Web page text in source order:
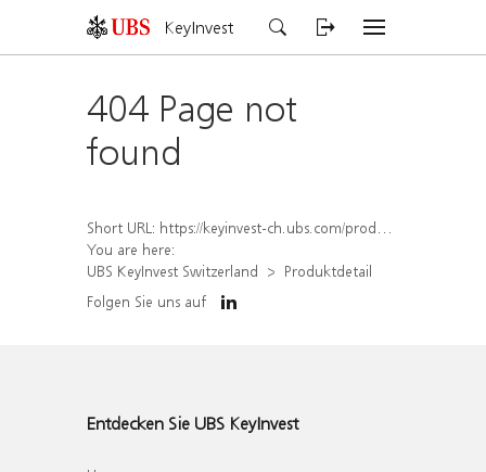
KeyInvest
404 Page not
found
Short URL: https://keyinvest-ch.ubs.com/produkt/detail/index/isin/CH1558309030
You are here:
UBS KeyInvest Switzerland
Produktdetail
Folgen Sie uns auf
Entdecken Sie UBS KeyInvest